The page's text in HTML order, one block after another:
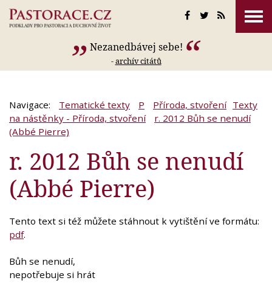
Nezanedbávej sebe!
-archív citátů
Navigace: Tematické texty P Příroda, stvoření Texty
na nástěnky - Příroda, stvoření
r. 2012 Bůh se nenudí
(Abbé Pierre)
r. 2012 Bůh se nenudí
(Abbé Pierre)
Tento text si též můžete stáhnout k vytištění ve formátu:
pdf.
Bůh se nenudí,
nepotřebuje si hrát